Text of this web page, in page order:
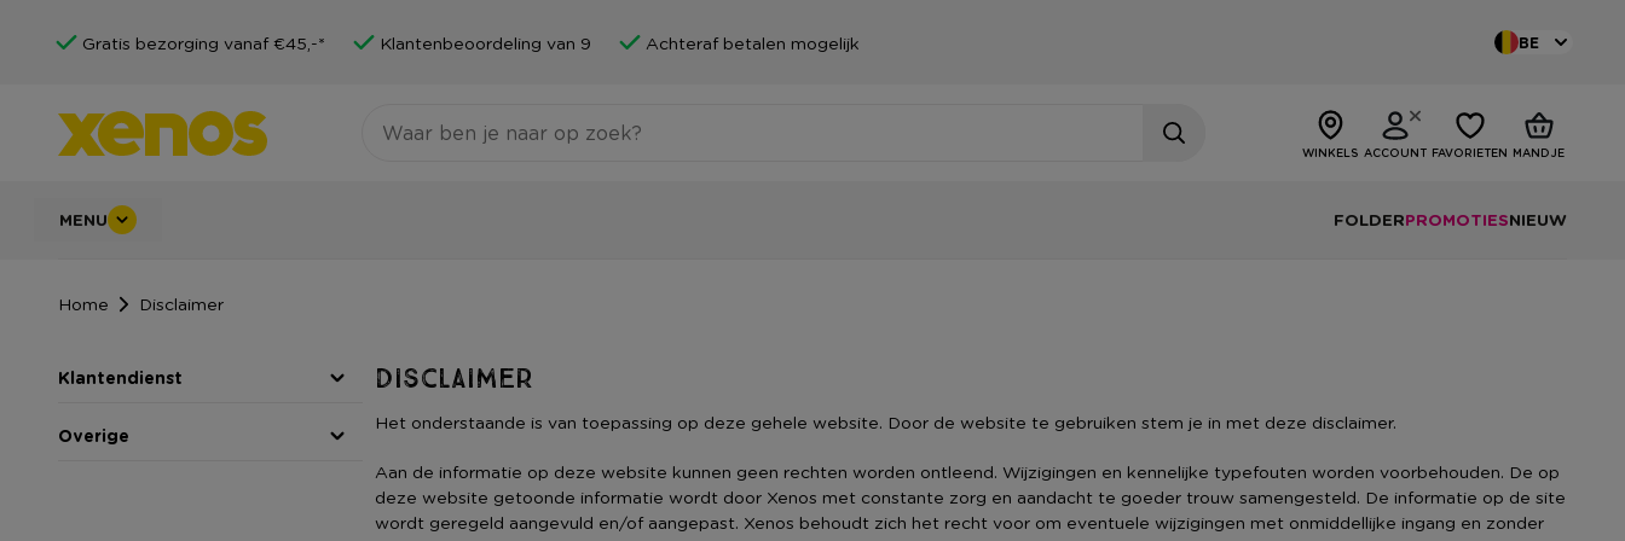
Gratis bezorging vanaf €45,-* Klantenbeoordeling van 9 Achteraf betalen mogelijk BE
WINKELS ACCOUNT FAVORIETEN MANDJE
MENU FOLDERPROMOTIESNIEUW
Home Disclaimer
Klantendienst
Overige
Disclaimer
Het onderstaande is van toepassing op deze gehele website. Door de website te gebruiken stem je in met deze disclaimer.
Aan de informatie op deze website kunnen geen rechten worden ontleend. Wijzigingen en kennelijke typefouten worden voorbehouden. De op
deze website getoonde informatie wordt door Xenos met constante zorg en aandacht te goeder trouw samengesteld. De informatie op de site
wordt geregeld aangevuld en/of aangepast. Xenos behoudt zich het recht voor om eventuele wijzigingen met onmiddellijke ingang en zonder